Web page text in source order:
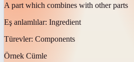
A part which combines with other parts
Eş anlamlılar: Ingredient
Türevler: Components
Örnek Cümle